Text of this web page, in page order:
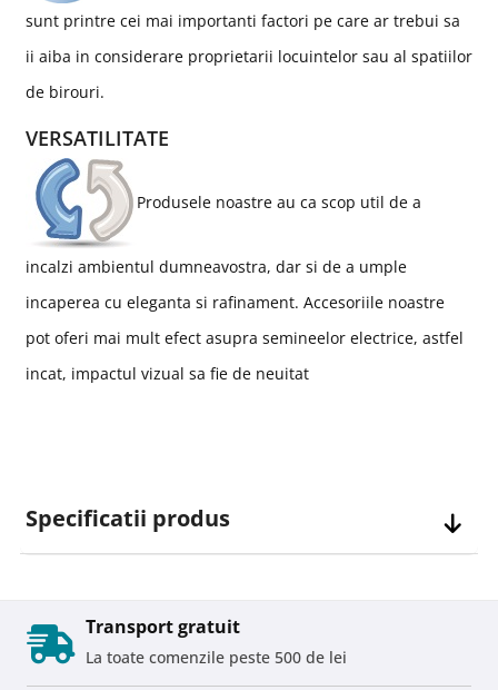
sunt printre cei mai importanti factori pe care ar trebui sa
ii aiba in considerare proprietarii locuintelor sau al spatiilor
de birouri.
VERSATILITATE
Produsele noastre au ca scop util de a
incalzi ambientul dumneavostra, dar si de a umple
incaperea cu eleganta si rafinament. Accesoriile noastre
pot oferi mai mult efect asupra semineelor electrice, astfel
incat, impactul vizual sa fie de neuitat
Specificatii produs
Transport gratuit
La toate comenzile peste 500 de lei